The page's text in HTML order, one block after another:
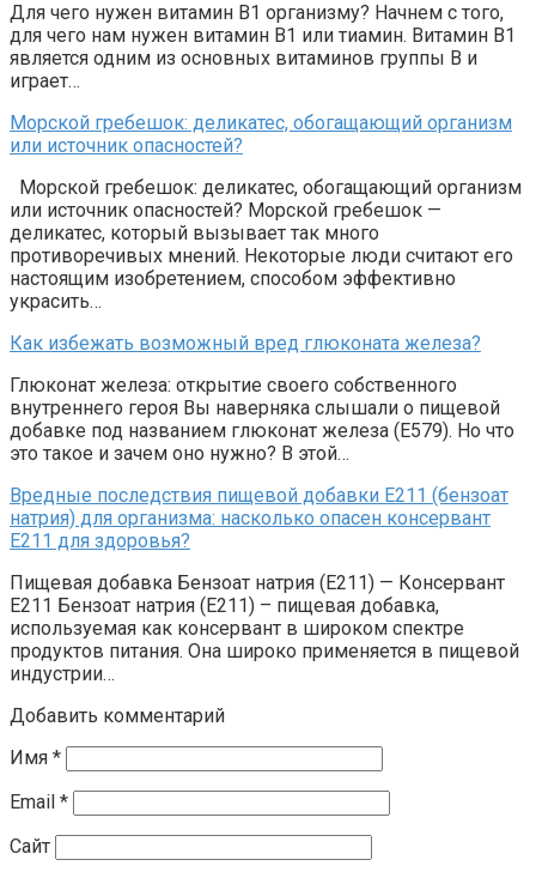
Для чего нужен витамин B1 организму? Начнем с того,
для чего нам нужен витамин В1 или тиамин. Витамин B1
является одним из основных витаминов группы В и
играет…
Морской гребешок: деликатес, обогащающий организм
или источник опасностей?
Морской гребешок: деликатес, обогащающий организм
или источник опасностей? Морской гребешок —
деликатес, который вызывает так много
противоречивых мнений. Некоторые люди считают его
настоящим изобретением, способом эффективно
украсить…
Как избежать возможный вред глюконата железа?
Глюконат железа: открытие своего собственного
внутреннего героя Вы наверняка слышали о пищевой
добавке под названием глюконат железа (Е579). Но что
это такое и зачем оно нужно? В этой…
Вредные последствия пищевой добавки Е211 (бензоат
натрия) для организма: насколько опасен консервант
Е211 для здоровья?
Пищевая добавка Бензоат натрия (Е211) — Консервант
Е211 Бензоат натрия (E211) – пищевая добавка,
используемая как консервант в широком спектре
продуктов питания. Она широко применяется в пищевой
индустрии…
Добавить комментарий
Имя *
Email *
Сайт